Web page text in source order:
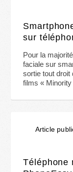
sur
Pour la
faciale sur
sortie tout droit
films «
Article
Téléphone